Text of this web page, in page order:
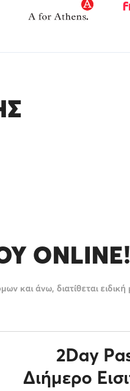
ONLINE!
και άνω, διατίθεται ειδική
2Day
Διήμερο